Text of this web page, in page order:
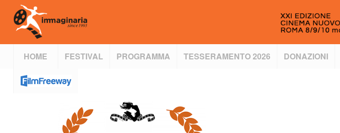
HOME FESTIVAL PROGRAMMA TESSERAMENTO 2026 DONAZIONI